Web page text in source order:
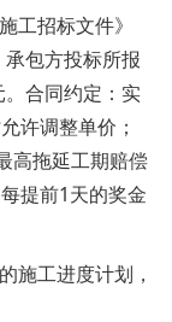
工招标文件》
承包方投标所报
合同约定：实
许调整单价；
高拖延工期赔偿
提前1天的奖金
施工进度计划，